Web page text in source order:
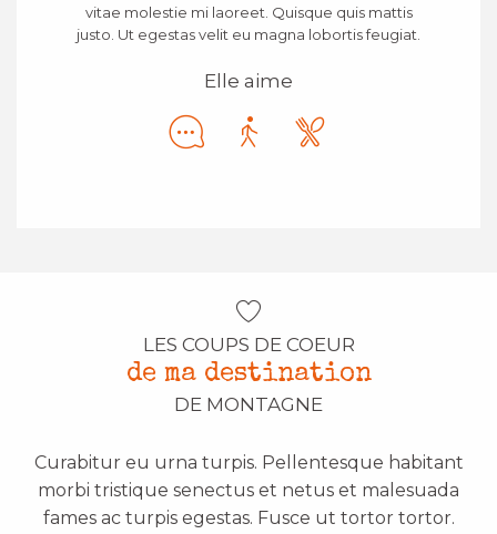
vitae molestie mi laoreet. Quisque quis mattis
justo. Ut egestas velit eu magna lobortis feugiat.
Elle aime
LES COUPS DE COEUR
de ma destination
DE MONTAGNE
Curabitur eu urna turpis. Pellentesque habitant
morbi tristique senectus et netus et malesuada
fames ac turpis egestas. Fusce ut tortor tortor.